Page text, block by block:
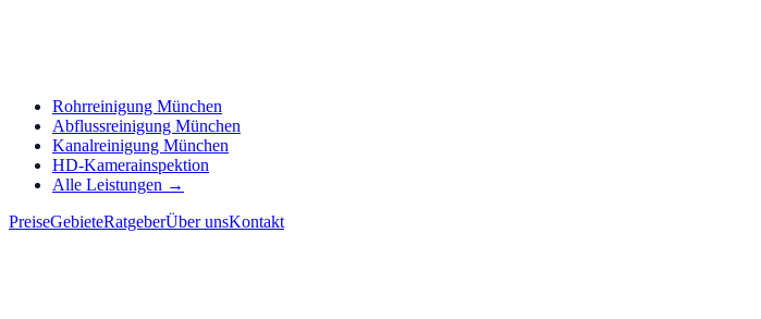
Rohrreinigung München
Abflussreinigung München
Kanalreinigung München
HD-Kamerainspektion
Alle Leistungen →
PreiseGebieteRatgeberÜber unsKontakt